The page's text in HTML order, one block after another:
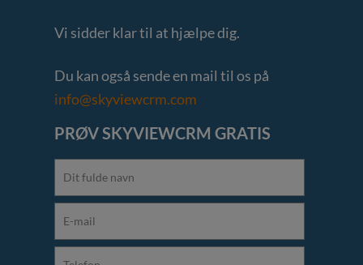
Vi sidder klar til at hjælpe dig.
Du kan også sende en mail til os på
info@skyviewcrm.com
PRØV SKYVIEWCRM GRATIS